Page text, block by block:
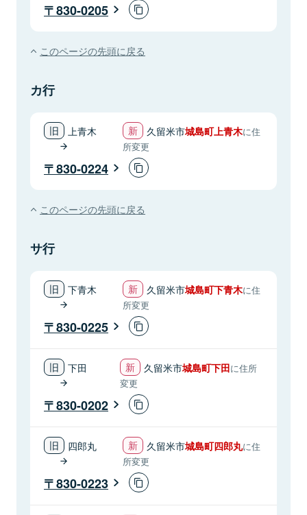
830-0205
このページの先頭に戻る
カ行
上青木 久留米市城島町上青木に住
所変更
830-0224
このページの先頭に戻る
サ行
下青木 久留米市城島町下青木に住
所変更
830-0225
下田 久留米市城島町下田に住所
変更
830-0202
四郎丸 久留米市城島町四郎丸に住
所変更
830-0223